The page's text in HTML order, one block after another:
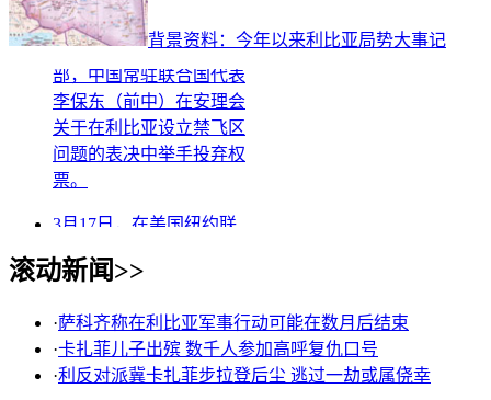
背景资料：今年以来利比亚局势大事记
新华社记者申宏摄 3
月17日，在纽约联合国总
李保东（前中）在安理会
关于在利比亚设立禁飞区
问题的表决中举手投弃权
票。
3月17日，在美国纽约联
事国代表举手投赞成票。
月17日，在纽约联合国总
部，中国常驻联合国代表
李保东（前中）在安理会
滚动新闻>>
·萨科齐称在利比亚军事行动可能在数月后结束
·卡扎菲儿子出殡 数千人参加高呼复仇口号
·利反对派冀卡扎菲步拉登后尘 逃过一劫或属侥幸